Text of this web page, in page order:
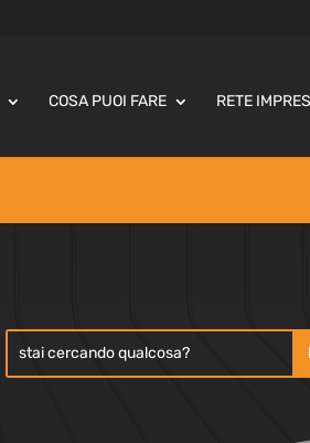
COSA PUOI FARE RETE